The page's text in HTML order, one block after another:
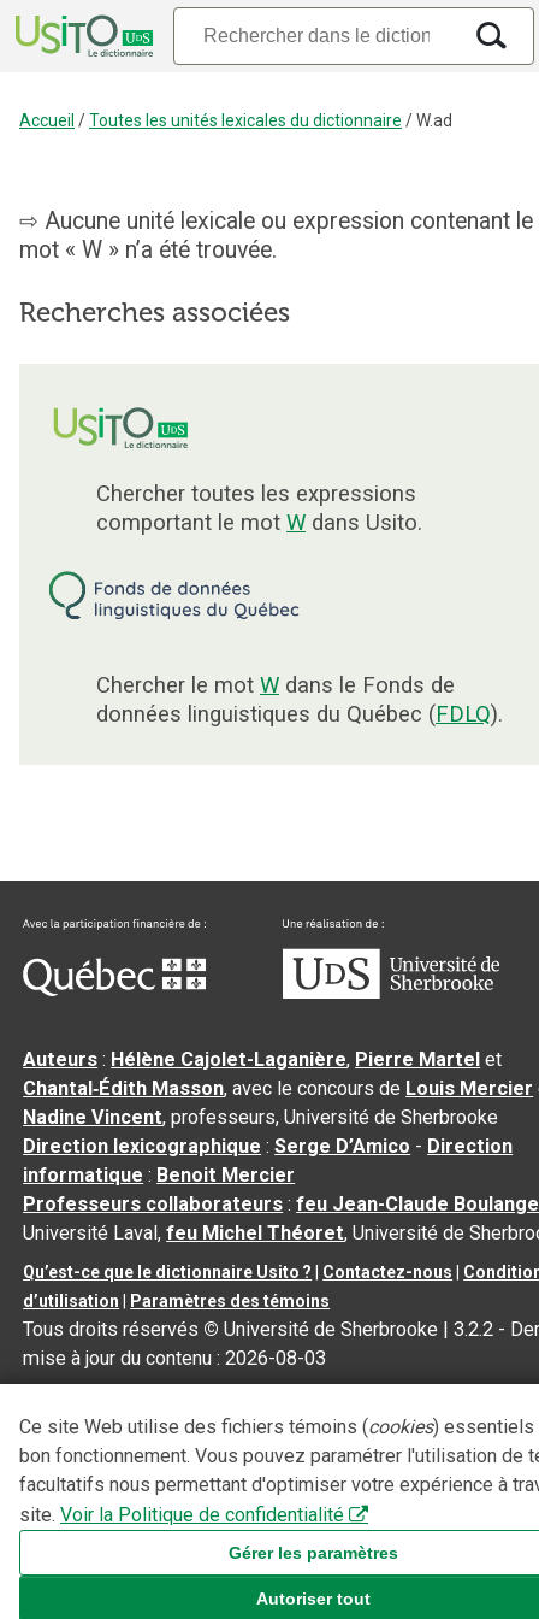
Accueil /Toutes les unités lexicales du dictionnaire /W.ad
Aucune unité lexicale ou expression contenant le
mot « W » n’a été trouvée.
Recherches associées
Chercher toutes les expressions
comportant le mot W dans Usito.
Chercher le mot W dans le Fonds de
données linguistiques du Québec (FDLQ).
Auteurs : Hélène Cajolet-Laganière, Pierre Martel et
Chantal‑Édith Masson, avec le concours de Louis Mercier
Nadine Vincent, professeurs, Université de Sherbrooke
Direction lexicographique :Serge D’Amico - Direction
informatique : Benoit Mercier
Professeurs collaborateurs :feu Jean-Claude
Université Laval,feu Michel Théoret, Université de
Qu’est-ce que le dictionnaire Usito ? Contactez-nous
d’utilisation
Paramètres des témoins
Tous droits réservés © Université de Sherbrooke |3.2.2 -
mise à jour du contenu :2026-08-03
Ce site Web utilise des fichiers témoins (cookies) essentiels
bon fonctionnement. Vous pouvez paramétrer l'utilisation de
facultatifs nous permettant d'optimiser votre expérience à
site. Voir la Politique de confidentialité
Gérer les paramètres
Autoriser tout